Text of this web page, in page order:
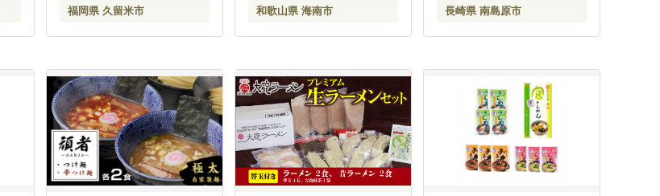
り寄せ お取り寄グルメ ご
福岡県 久留米市 和歌山県 海南市 長崎県 南島原市